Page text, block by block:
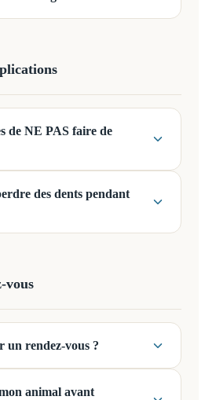
de NE PAS faire de
des dents pendant
vous
un rendez-vous ?
animal avant